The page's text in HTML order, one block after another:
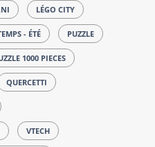
LÉGO CITY
- ÉTÉ PUZZLE
1000 PIECES
QUERCETTI
VTECH